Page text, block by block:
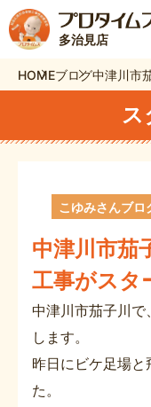
多治見店
HOMEブログ中津川市
ス
中津川市茄
工事がスタ
こゆみさんブロ
中津川市茄子川で
します。
昨日にビケ足場
た。